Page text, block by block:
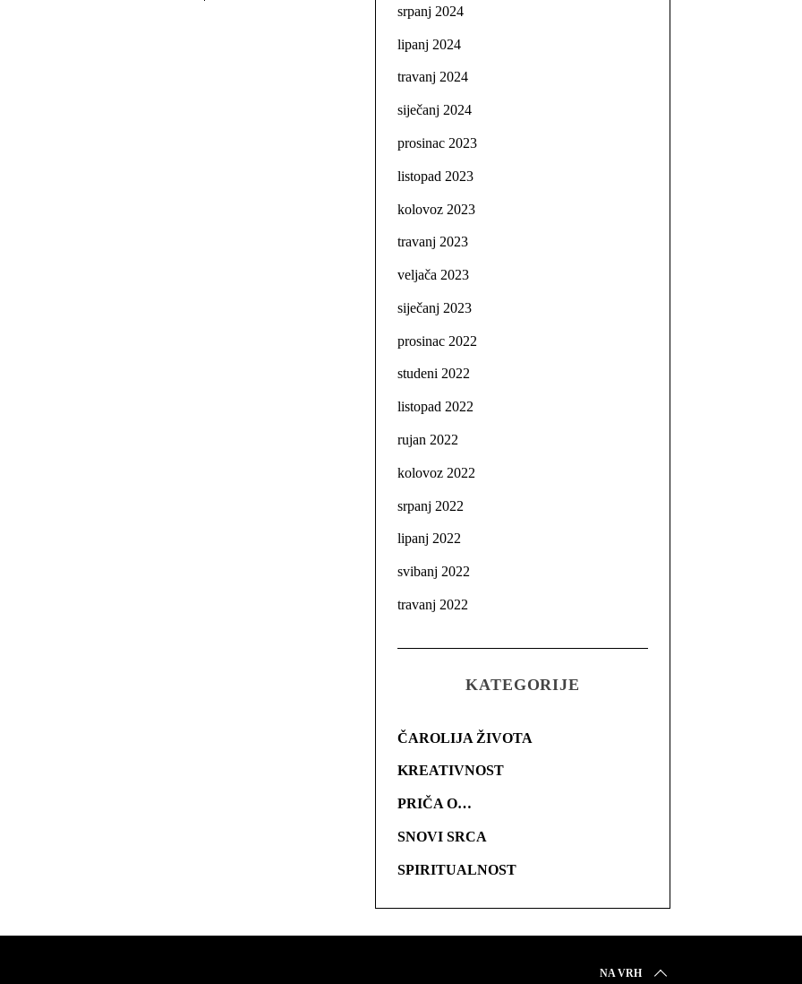
srpanj 2024
lipanj 2024
travanj 2024
siječanj 2024
prosinac 2023
listopad 2023
kolovoz 2023
travanj 2023
veljača 2023
siječanj 2023
prosinac 2022
studeni 2022
listopad 2022
rujan 2022
kolovoz 2022
srpanj 2022
lipanj 2022
svibanj 2022
travanj 2022
KATEGORIJE
ČAROLIJA ŽIVOTA
KREATIVNOST
PRIČA O…
SNOVI SRCA
SPIRITUALNOST
NA VRH